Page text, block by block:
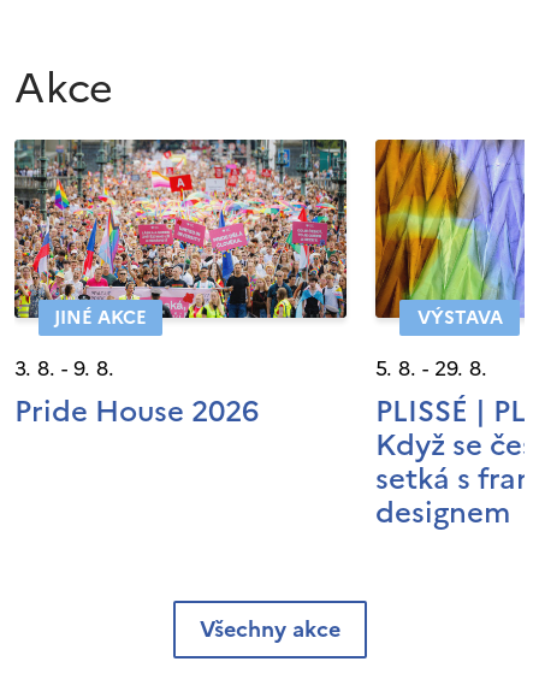
Akce
JINÉ AKCE
3. 8. - 9. 8.
Pride House 2026
VÝSTAVA
5. 8. - 29. 8.
PLISSÉ |
Když se
setká s
designem
Všechny akce